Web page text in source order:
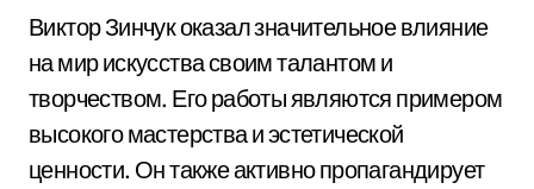
Виктор Зинчук оказал значительное влияние
на мир искусства своим талантом и
творчеством. Его работы являются примером
высокого мастерства и эстетической
ценности. Он также активно пропагандирует